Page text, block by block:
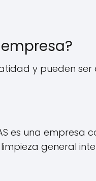
y pueden
es una
general